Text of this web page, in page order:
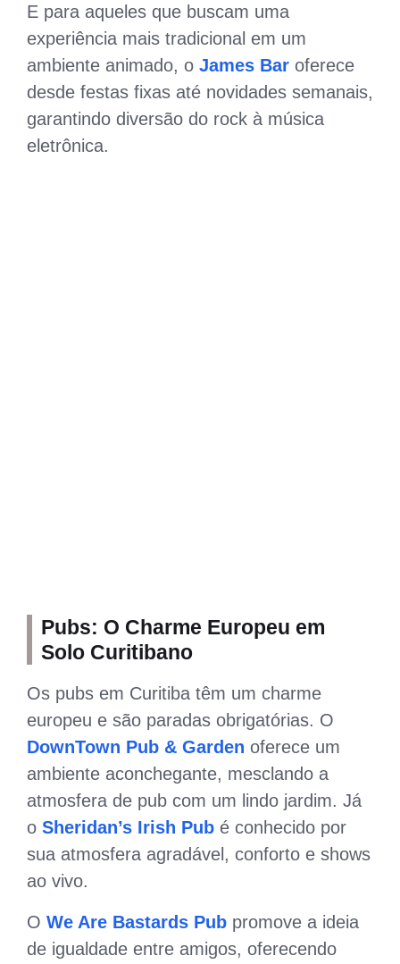
E para aqueles que buscam uma
experiência mais tradicional em um
ambiente animado, o James Bar oferece
desde festas fixas até novidades semanais,
garantindo diversão do rock à música
eletrônica.
Pubs: O Charme Europeu em
Solo Curitibano
Os pubs em Curitiba têm um charme
europeu e são paradas obrigatórias. O
DownTown Pub & Garden oferece um
ambiente aconchegante, mesclando a
atmosfera de pub com um lindo jardim. Já
o Sheridan’s Irish Pub é conhecido por
sua atmosfera agradável, conforto e shows
ao vivo.
O We Are Bastards Pub promove a ideia
de igualdade entre amigos, oferecendo